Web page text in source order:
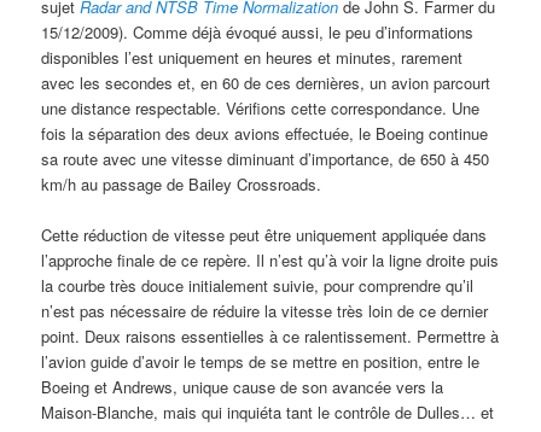
sujetRadar and NTSB Time Normalization de John S. Farmer du
15/12/2009). Comme déjà évoqué aussi, le peu d’informations
disponibles l’est uniquement en heures et minutes, rarement
avec les secondes et, en 60 de ces dernières, un avion parcourt
une distance respectable. Vérifions cette correspondance. Une
fois la séparation des deux avions effectuée, le Boeing continue
sa route avec une vitesse diminuant d’importance, de 650 à 450
km/h au passage de Bailey Crossroads.
Cette réduction de vitesse peut être uniquement appliquée dans
l’approche finale de ce repère. Il n’est qu’à voir la ligne droite puis
la courbe très douce initialement suivie, pour comprendre qu’il
n’est pas nécessaire de réduire la vitesse très loin de ce dernier
point. Deux raisons essentielles à ce ralentissement. Permettre à
l’avion guide d’avoir le temps de se mettre en position, entre le
Boeing et Andrews, unique cause de son avancée vers la
Maison-Blanche, mais qui inquiéta tant le contrôle de Dulles… et